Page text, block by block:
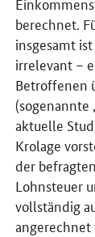
berechnet.
insgesamt
irrelevant –
Betroffenen
(sogenannte
aktuelle
Krolage
der
Lohnsteuer
vollständig
angerechnet